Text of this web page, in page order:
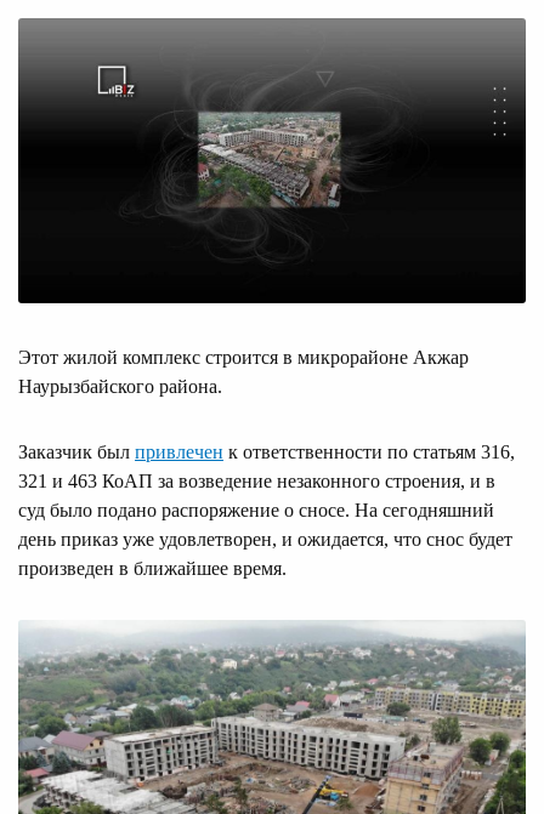
Этот жилой комплекс строится в микрорайоне Акжар
Наурызбайского района.
Заказчик был привлечен к ответственности по статьям 316,
321 и 463 КоАП за возведение незаконного строения, и в
суд было подано распоряжение о сносе. На сегодняшний
день приказ уже удовлетворен, и ожидается, что снос будет
произведен в ближайшее время.